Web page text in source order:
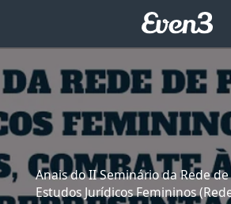
Anais do II Seminário da Rede de
Estudos Jurídicos Femininos